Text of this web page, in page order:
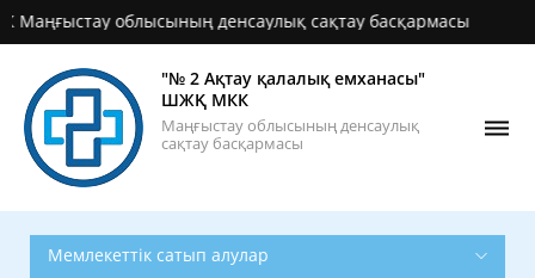
облысының денсаулық сақтау басқармасы
"№ 2 Ақтау қалалық емханасы"
ШЖҚ МКК
Маңғыстау облысының денсаулық
сақтау басқармасы
Мемлекеттік сатып алулар